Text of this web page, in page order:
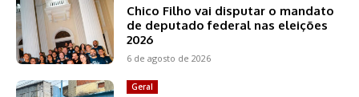
Chico Filho vai disputar o mandato
de deputado federal nas eleições
2026
6 de agosto de 2026
Geral